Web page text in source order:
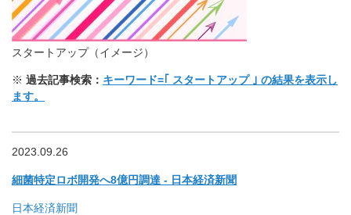
スタートアップ（イメージ）
※ 過去記事検索： キーワード=｢ スタートアップ ｣ の結果を表示し
ます。
2023.09.26
細菌特定ロボ開発へ8億円調達 - 日本経済新聞
日本経済新聞